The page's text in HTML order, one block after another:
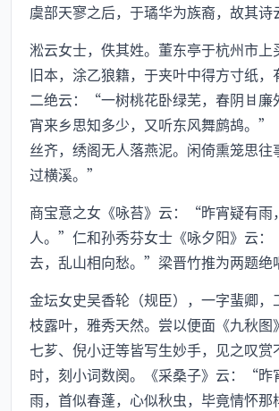
虞部天寥之后，于璚华为族裔，故其诗
淞云女士，佚其姓。董东亭于杭州市上
旧本，涂乙狼籍，于夹叶中得方寸纸，
二绝云：“一树桃花卧绿芜，春阴廉
宵来乡思知多少，又听东风舞鹧鸪。
丝齐，绣阁无人落燕泥。闲倚熏笼思往
过横溪。”
商宝意之女《咏苔》云：“昨宵疑有雨
人。”仁和孙秀芬女士《咏夕阳》云
去，乱山相向愁。”梁晋竹推为两题绝
金坛女史吴香轮（规臣），一字蜚卿，
枝露叶，雅秀天然。尝以便面《九秋图
七芗、倪小迂等皆写生妙手，见之叹赏
时，刻小词数阕。《采桑子》云：“昨
雨，首似春蓬，心似秋虫，毕竟情怀那